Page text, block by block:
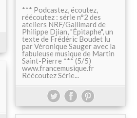
*** Podcastez, écoutez,
réécoutez : série n°2 des
ateliers NRF/Gallimard de
Philippe Djian, "Épitaphe", un
texte de Frédéric Boudet lu
par Véronique Sauger avec la
fabuleuse musique de Martin
Saint-Pierre *** (5/5)
www.francemusique.fr
Réécoutez Série...